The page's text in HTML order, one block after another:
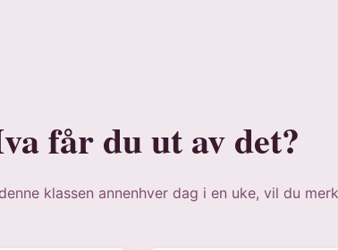
får du ut av det?
klassen annenhver dag i en uke, vil du